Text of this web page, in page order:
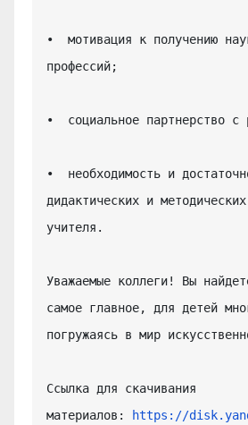
•  мотивация к получению
профессий;
•  социальное партнерство с
•  необходимость и
дидактических и
учителя.
Уважаемые коллеги! Вы
самое главное, для детей
погружаясь в мир
Ссылка для скачивания
материалов:
https://